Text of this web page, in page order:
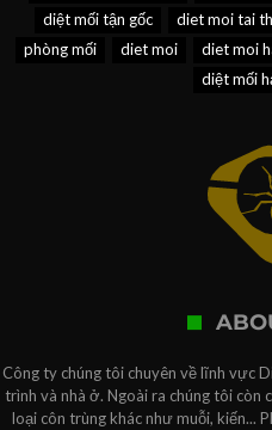
diệt mối tận gốc
diet moi tai
phòng mối
diet moi diet moi
diệt mối
Công ty chúng tôi chuyên về lĩnh vực
trình và nhà ở. Ngoài ra chúng tôi còn
loại côn trùng khác như muỗi, kiến...